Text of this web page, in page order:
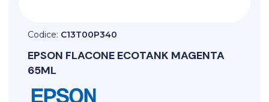
Codice: C13T00P340
EPSON FLACONE ECOTANK MAGENTA
65ML